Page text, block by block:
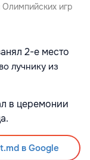
игр
2-е место
лучнику из
в церемонии
в Google